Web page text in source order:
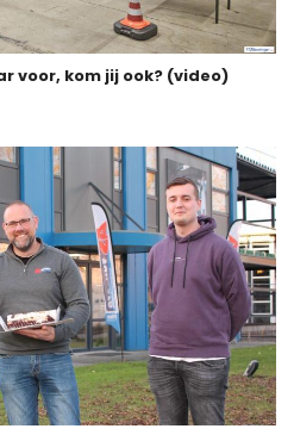
voor, kom jij ook? (video)